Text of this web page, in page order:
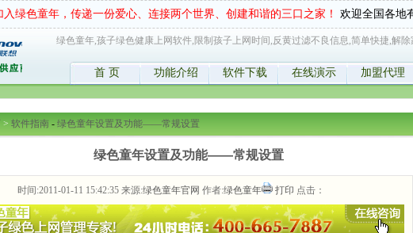
入绿色童年，传递一份爱心、连接两个世界、创建和谐的三口之家！ 欢迎全国各地
绿色童年,孩子绿色健康上网软件,限制孩子上网时间,反黄过滤不良信息,简单快捷,解除
首 页 功能介绍 软件下载 在线演示 加盟代理
> 软件指南 - 绿色童年设置及功能——常规设置
绿色童年设置及功能——常规设置
时间:2011-01-11 15:42:35 来源:绿色童年官网 作者:绿色童年 打印 点击：